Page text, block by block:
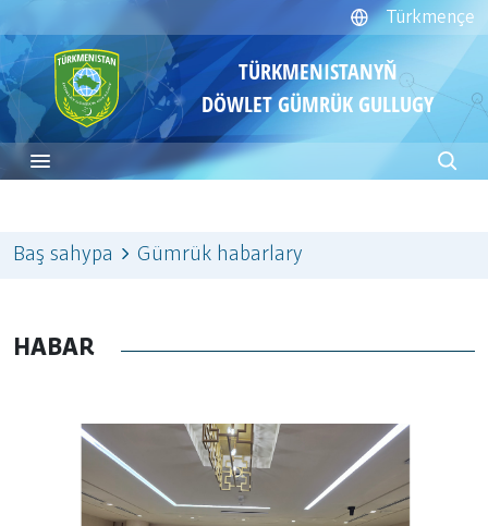
Türkmençe
TÜRKMENISTANYŇ
DÖWLET GÜMRÜK GULLUGY
Baş sahypa Gümrük habarlary
HABAR